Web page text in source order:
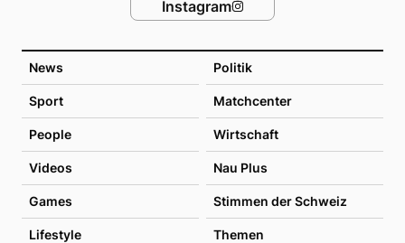
News Politik
Sport Matchcenter
People Wirtschaft
Videos Nau Plus
Games Stimmen der Schweiz
Lifestyle Themen
Instagram